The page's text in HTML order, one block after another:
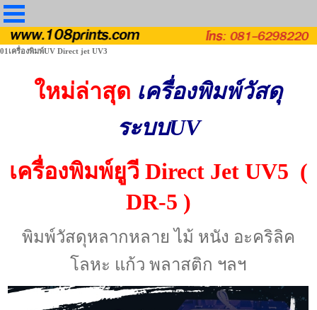
01เครื่องพิมพ์UV Direct jet UV3
ใหม่ล่าสุด เครื่องพิมพ์วัสดุ
ระบบUV
เครื่องพิมพ์ยูวี Direct Jet UV5 (
DR-5 )
พิมพ์วัสดุหลากหลาย ไม้ หนัง อะคริลิค
โลหะ แก้ว พลาสติก ฯลฯ